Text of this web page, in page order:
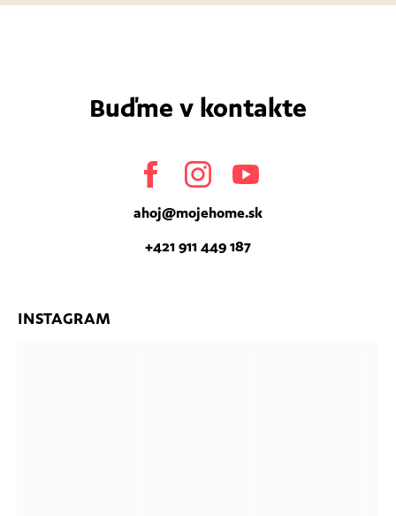
Buďme v kontakte
Facebook Instagram
ahoj@mojehome.sk
+421 911 449 187
INSTAGRAM